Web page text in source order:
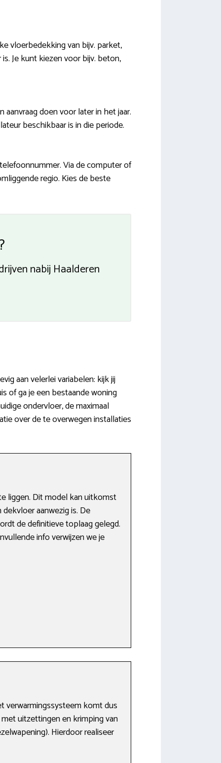
vloerbedekking van bijv. parket,
Je kunt kiezen voor bijv. beton,
doen voor later in het jaar.
beschikbaar is in die periode.
Via de computer of
regio. Kies de beste
nabij Haalderen
aan velerlei variabelen: kijk jij
of ga je een bestaande woning
ondervloer, de maximaal
over de te overwegen installaties
liggen. Dit model kan uitkomst
aanwezig is. De
de definitieve toplaag gelegd.
info verwijzen we je
verwarmingssysteem komt dus
uitzettingen en krimping van
Hierdoor realiseer